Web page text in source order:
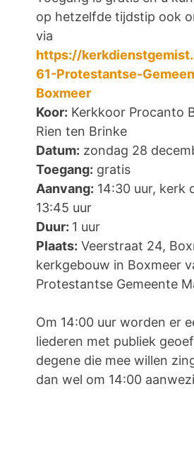
op hetzelfde tijdstip ook
via
https://
61-Protestantse-
Boxmeer
Koor: Kerkkoor Procanto
Rien ten Brinke
Datum: zondag 28
Toegang: gratis
Aanvang: 14:30 uur, kerk
13:45 uur
Duur: 1 uur
Plaats: Veerstraat 24,
kerkgebouw in Boxmeer
Protestantse Gemeente
Om 14:00 uur worden er
liederen met publiek
degene die mee willen
dan wel om 14:00